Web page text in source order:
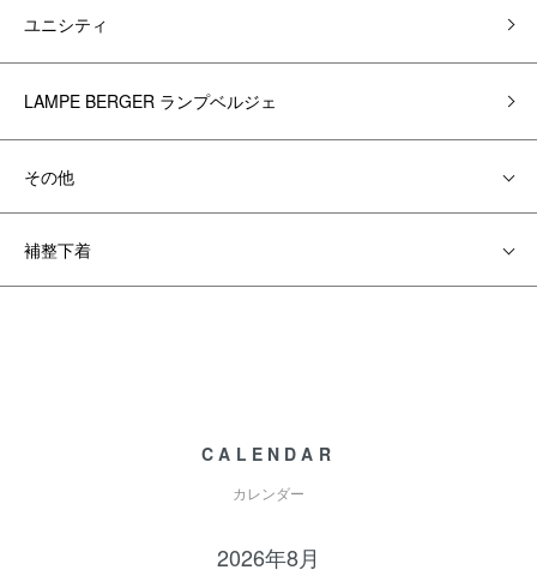
ユニシティ
LAMPE BERGER ランプベルジェ
その他
補整下着
CALENDAR
カレンダー
2026年8月